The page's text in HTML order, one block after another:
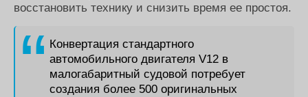
восстановить технику и снизить время ее простоя.
Конвертация стандартного
автомобильного двигателя V12 в
малогабаритный судовой потребует
создания более 500 оригинальных